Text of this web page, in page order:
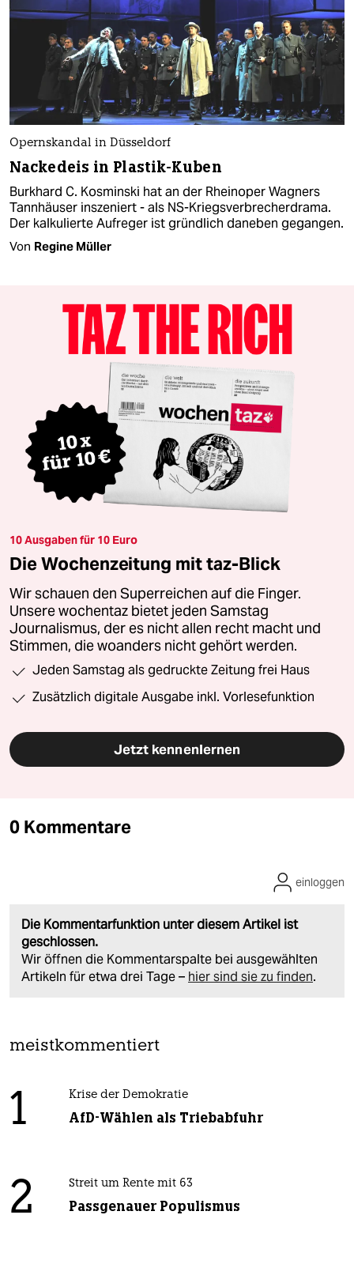
Opernskandal in Düsseldorf
Nackedeis in Plastik-Kuben
Burkhard C. Kosminski hat an der Rheinoper Wagners
Tannhäuser inszeniert - als NS-Kriegsverbrecherdrama.
Der kalkulierte Aufreger ist gründlich daneben gegangen.
Von Regine Müller
10 Ausgaben für 10 Euro
Die Wochenzeitung mit taz-Blick
Wir schauen den Superreichen auf die Finger.
Unsere wochentaz bietet jeden Samstag
Journalismus, der es nicht allen recht macht und
Stimmen, die woanders nicht gehört werden.
Jeden Samstag als gedruckte Zeitung frei Haus
Zusätzlich digitale Ausgabe inkl. Vorlesefunktion
Jetzt kennenlernen
0 Kommentare
Die Kommentarfunktion unter diesem Artikel ist
geschlossen.
Wir öffnen die Kommentarspalte bei ausgewählten
Artikeln für etwa drei Tage – hier sind sie zu finden.
einloggen
meistkommentiert
1 Krise der Demokratie
AfD-Wählen als Triebabfuhr
2 Streit um Rente mit 63
Passgenauer Populismus